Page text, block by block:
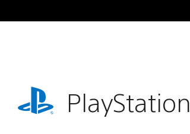
au
playstation.comPlayStation